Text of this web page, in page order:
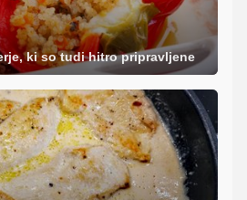
ki so tudi hitro pripravljene